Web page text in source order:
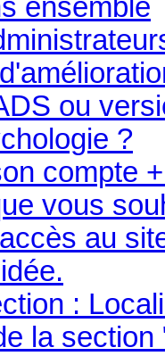
ensemble
ou
?
compte
vous
au
:
la